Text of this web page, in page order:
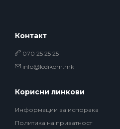
Контакт
070 25 25 25
info@ledikom.mk
Корисни линкови
Информации за испорака
Политика на приватност